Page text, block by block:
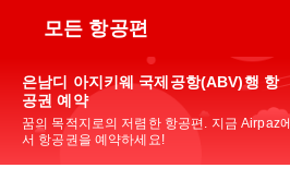
모든 항공편
은남디 아지키웨 국제공항(ABV)행 항
공권 예약
꿈의 목적지로의 저렴한 항공편. 지금 Airpaz에
서 항공권을 예약하세요!